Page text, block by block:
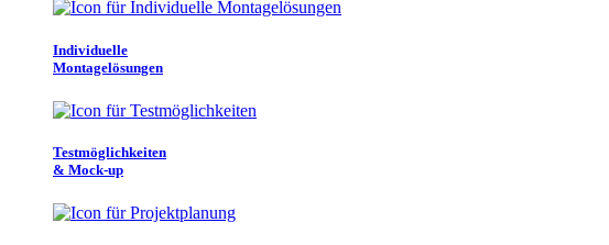
Individuelle
Montagelösungen
Testmöglichkeiten
& Mock-up